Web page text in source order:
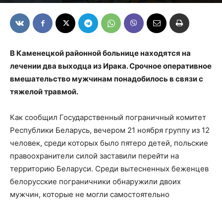
В Каменецкой районной больнице находятся на
лечении два выходца из Ирака. Срочное оперативное
вмешательство мужчинам понадобилось в связи с
тяжелой травмой.
Как сообщил Государственный пограничный комитет
Республики Беларусь, вечером 21 ноября группу из 12
человек, среди которых было пятеро детей, польские
правоохранители силой заставили перейти на
территорию Беларуси. Среди вытесненных беженцев
белорусские пограничники обнаружили двоих
мужчин, которые не могли самостоятельно